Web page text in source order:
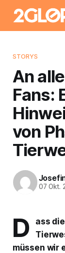
STORYS
An
Fans:
von
07 Okt.
D
ass
müssen wir